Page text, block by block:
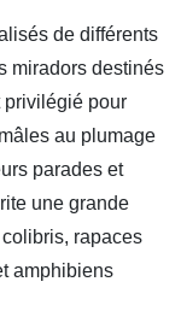
de différents
miradors destinés
privilégié pour
au plumage
parades et
une grande
rapaces
amphibiens